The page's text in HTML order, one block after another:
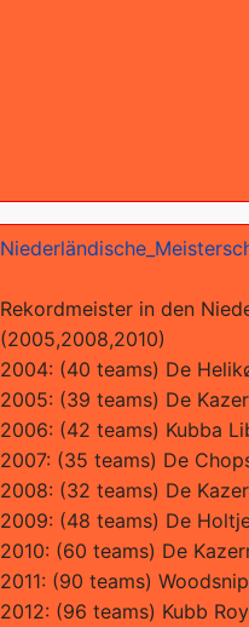
Rekordmeister in den
(2005,2008,2010)
2004: (40 teams) De
2005: (39 teams) De
2006: (42 teams) Kubba
2007: (35 teams) De
2008: (32 teams) De
2009: (48 teams) De
2010: (60 teams) De
2011: (90 teams)
2012: (96 teams) Kubb